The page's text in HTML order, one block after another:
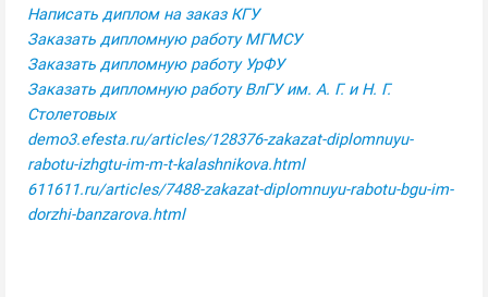
Написать диплом на заказ КГУ
Заказать дипломную работу МГМСУ
Заказать дипломную работу УрФУ
Заказать дипломную работу ВлГУ им. А. Г. и Н. Г.
Столетовых
demo3.efesta.ru/articles/128376-zakazat-diplomnuyu-
rabotu-izhgtu-im-m-t-kalashnikova.html
611611.ru/articles/7488-zakazat-diplomnuyu-rabotu-bgu-im-
dorzhi-banzarova.html